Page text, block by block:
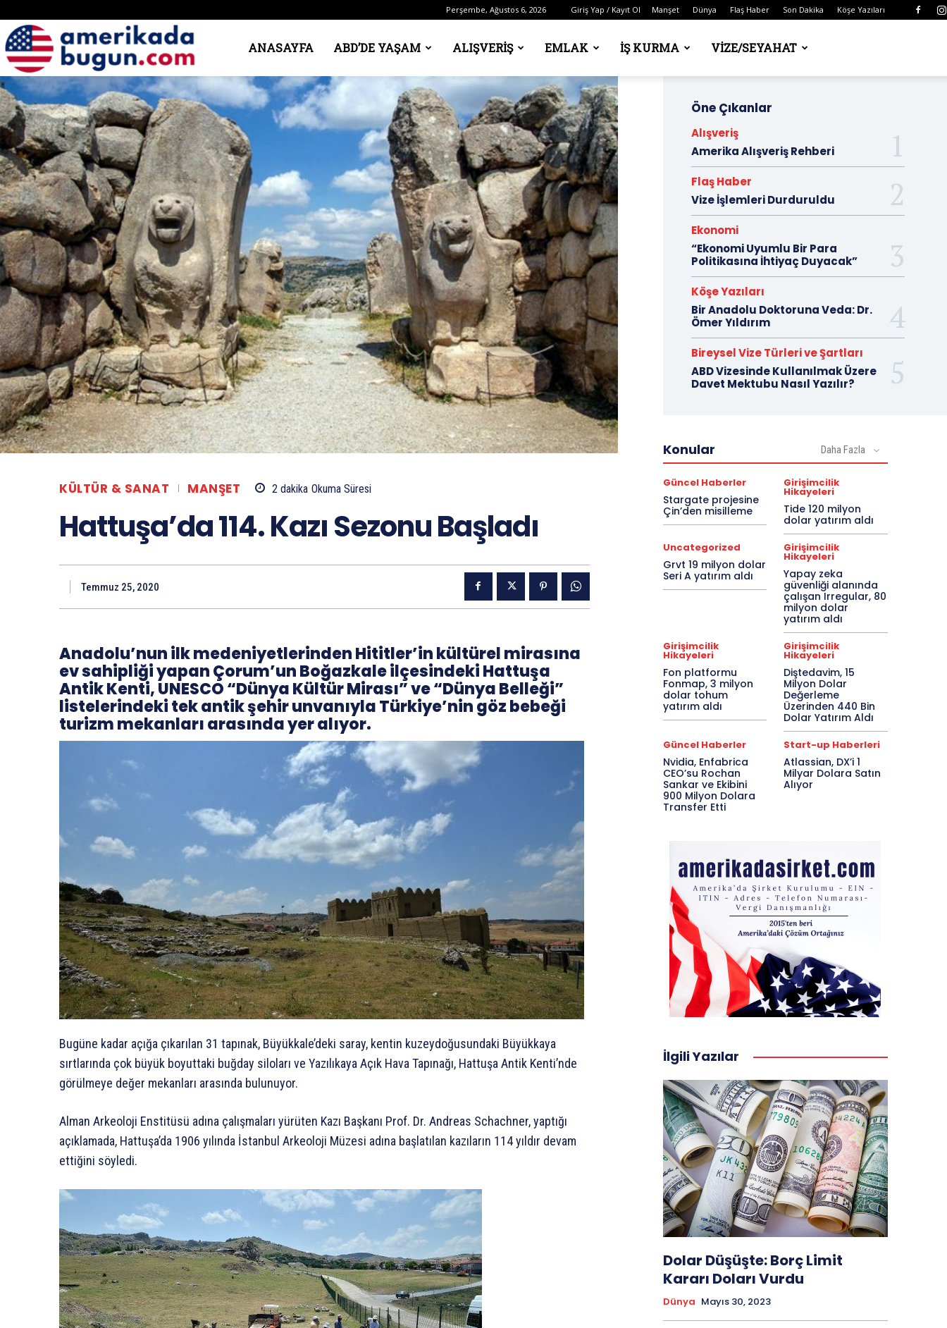
Perşembe, Ağustos 6, 2026 Giriş Yap / Kayıt Ol Manşet Dünya Flaş Haber Son Dakika Köşe Yazıları
Amerika’da
Bugün
ANASAYFA ABD’DE YAŞAM ALIŞVERIŞ EMLAK İŞ KURMA VIZE/SEYAHAT
KÜLTÜR & SANAT MANŞET 2 dakika Okuma Süresi
Hattuşa’da 114. Kazı Sezonu Başladı
Temmuz 25, 2020
Anadolu’nun ilk medeniyetlerinden Hititler’in kültürel mirasına
ev sahipliği yapan Çorum’un Boğazkale ilçesindeki Hattuşa
Antik Kenti, UNESCO “Dünya Kültür Mirası” ve “Dünya Belleği”
listelerindeki tek antik şehir unvanıyla Türkiye’nin göz bebeği
turizm mekanları arasında yer alıyor.
Bugüne kadar açığa çıkarılan 31 tapınak, Büyükkale’deki saray, kentin kuzeydoğusundaki Büyükkaya
sırtlarında çok büyük boyuttaki buğday siloları ve Yazılıkaya Açık Hava Tapınağı, Hattuşa Antik Kenti’nde
görülmeye değer mekanları arasında bulunuyor.
Alman Arkeoloji Enstitüsü adına çalışmaları yürüten Kazı Başkanı Prof. Dr. Andreas Schachner, yaptığı
açıklamada, Hattuşa’da 1906 yılında İstanbul Arkeoloji Müzesi adına başlatılan kazıların 114 yıldır devam
ettiğini söyledi.
Öne Çıkanlar
Alışveriş
Amerika Alışveriş Rehberi
Flaş Haber
Vize İşlemleri Durduruldu
Ekonomi
“Ekonomi Uyumlu Bir Para
Politikasına İhtiyaç Duyacak”
Köşe Yazıları
Bir Anadolu Doktoruna Veda: Dr.
Ömer Yıldırım
Bireysel Vize Türleri ve Şartları
ABD Vizesinde Kullanılmak Üzere
Davet Mektubu Nasıl Yazılır?
Konular Daha Fazla
Güncel Haberler
Stargate projesine
Çin’den misilleme
Girişimcilik
Hikayeleri
Tide 120 milyon
dolar yatırım aldı
Uncategorized
Grvt 19 milyon dolar
Seri A yatırım aldı
Girişimcilik
Hikayeleri
Yapay zeka
güvenliği alanında
çalışan Irregular, 80
milyon dolar
yatırım aldı
Girişimcilik
Hikayeleri
Fon platformu
Fonmap, 3 milyon
dolar tohum
yatırım aldı
Girişimcilik
Hikayeleri
Diştedavim, 15
Milyon Dolar
Değerleme
Üzerinden 440 Bin
Dolar Yatırım Aldı
Güncel Haberler
Nvidia, Enfabrica
CEO’su Rochan
Sankar ve Ekibini
900 Milyon Dolara
Transfer Etti
Start-up Haberleri
Atlassian, DX’i 1
Milyar Dolara Satın
Alıyor
İlgili Yazılar
Dolar Düşüşte: Borç Limit
Kararı Doları Vurdu
Dünya Mayıs 30, 2023